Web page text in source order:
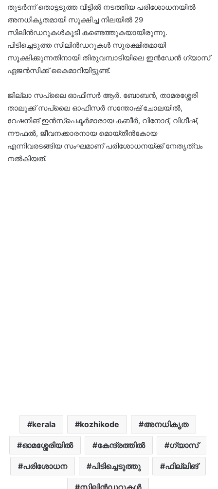
തുടർന്ന് തൊട്ടടുത്ത വീട്ടിൽ നടത്തിയ പരിശോധനയിൽ
അനധികൃതമായി സൂക്ഷിച്ച നിലയിൽ 29
സിലിൻഡറുകൾകൂടി കണ്ടെത്തുകയായിരുന്നു.
പിടിച്ചെടുത്ത സിലിൻഡറുകൾ സുരക്ഷിതമായി
സൂക്ഷിക്കുന്നതിനായി തിരുവമ്പാടിയിലെ ഇൻഡേൻ ഗ്യാസ്
ഏജൻസിക്ക് കൈമാറിയിട്ടുണ്ട്.
ജില്ലാ സപ്ലൈ ഓഫീസർ ആർ. ബോബൻ, താമരശ്ശേരി
താലൂക്ക് സപ്ലൈ ഓഫീസർ സന്തോഷ് ചോലയിൽ,
റേഷനിങ് ഇൻസ്പെക്ടർമാരായ കബീർ, വിനോദ്, വിഗീഷ്,
നൗഫൽ, ജീവനക്കാരനായ മൊയ്തീൻകോയ
എന്നിവരടങ്ങിയ സംഘമാണ് പരിശോധനയ്ക്ക് നേതൃത്വം
നൽകിയത്.
kerala kozhikode അനധികൃത
ഓമശ്ശേരിയിൽ കേന്ദ്രത്തിൽ ഗ്യാസ്
പരിശോധന പിടിച്ചെടുത്തു ഫില്ലിങ്